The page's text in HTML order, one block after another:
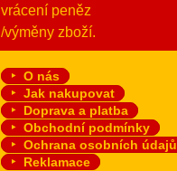
vrácení peněz
/výměny zboží.
O nás
Jak nakupovat
Doprava a platba
Obchodní podmínky
Ochrana osobních údajů
Reklamace